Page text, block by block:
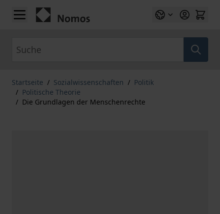
Zum Inhalt springen
Startseite / Sozialwissenschaften / Politik
/ Politische Theorie
/ Die Grundlagen der Menschenrechte